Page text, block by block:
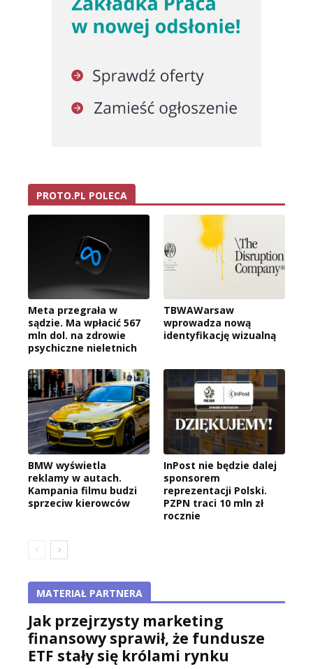
PROTO.PL POLECA
Meta przegrała w
sądzie. Ma wpłacić 567
mln dol. na zdrowie
psychiczne nieletnich
TBWAWarsaw
wprowadza nową
identyfikację wizualną
BMW wyświetla
reklamy w autach.
Kampania filmu budzi
sprzeciw kierowców
InPost nie będzie dalej
sponsorem
reprezentacji Polski.
PZPN traci 10 mln zł
rocznie
MATERIAŁ PARTNERA
Jak przejrzysty marketing
finansowy sprawił, że fundusze
ETF stały się królami rynku